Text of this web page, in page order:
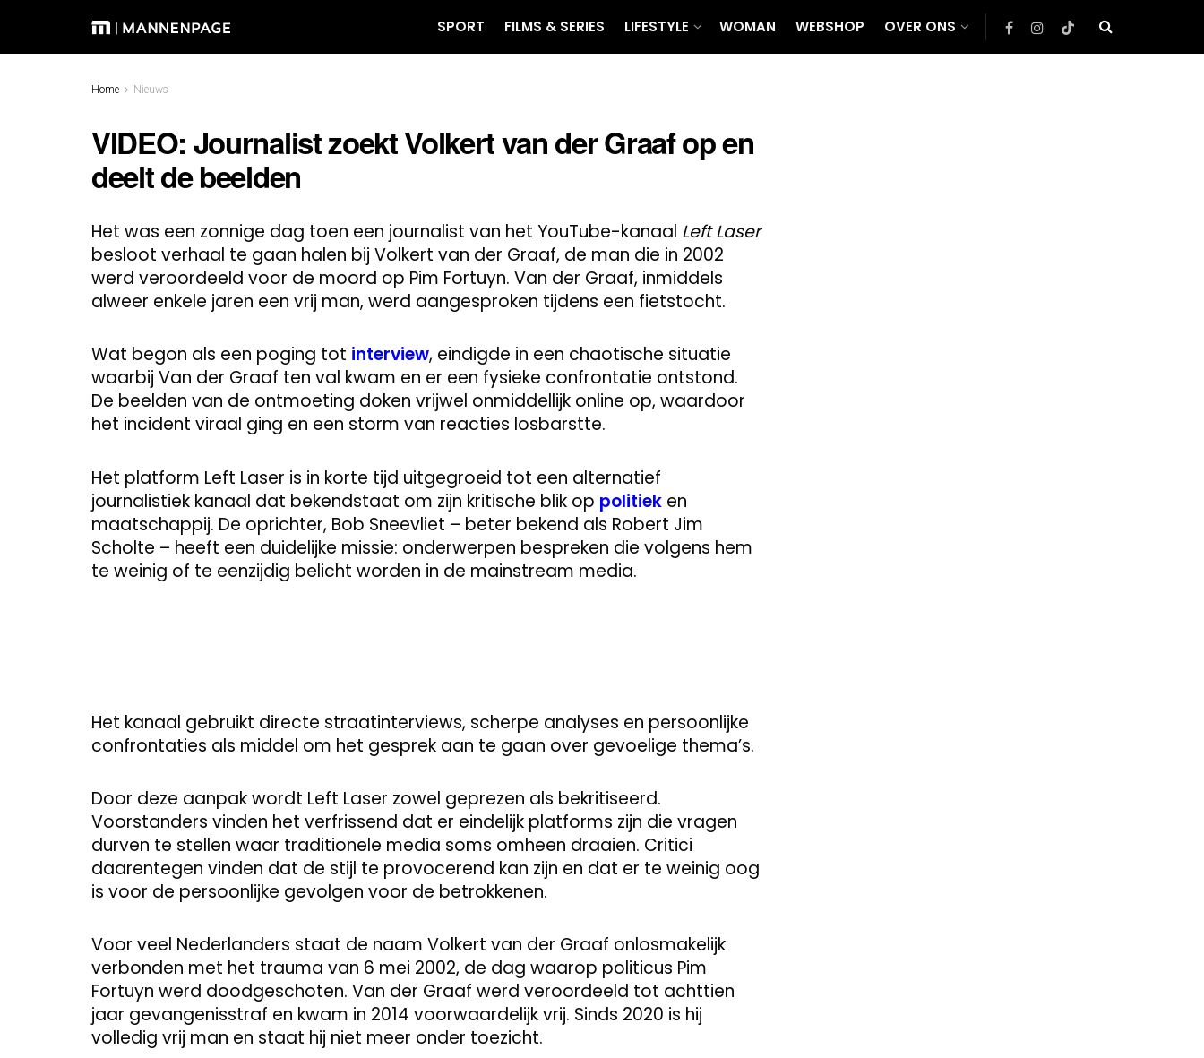
SPORT FILMS & SERIES LIFESTYLE WOMAN WEBSHOP OVER ONS
Home Nieuws
VIDEO: Journalist zoekt Volkert van der Graaf op en
deelt de beelden
Het was een zonnige dag toen een journalist van het YouTube-kanaal Left Laser
besloot verhaal te gaan halen bij Volkert van der Graaf, de man die in 2002
werd veroordeeld voor de moord op Pim Fortuyn. Van der Graaf, inmiddels
alweer enkele jaren een vrij man, werd aangesproken tijdens een fietstocht.
Wat begon als een poging tot interview, eindigde in een chaotische situatie
waarbij Van der Graaf ten val kwam en er een fysieke confrontatie ontstond.
De beelden van de ontmoeting doken vrijwel onmiddellijk online op, waardoor
het incident viraal ging en een storm van reacties losbarstte.
Het platform Left Laser is in korte tijd uitgegroeid tot een alternatief
journalistiek kanaal dat bekendstaat om zijn kritische blik op politiek en
maatschappij. De oprichter, Bob Sneevliet – beter bekend als Robert Jim
Scholte – heeft een duidelijke missie: onderwerpen bespreken die volgens hem
te weinig of te eenzijdig belicht worden in de mainstream media.
Het kanaal gebruikt directe straatinterviews, scherpe analyses en persoonlijke
confrontaties als middel om het gesprek aan te gaan over gevoelige thema’s.
Door deze aanpak wordt Left Laser zowel geprezen als bekritiseerd.
Voorstanders vinden het verfrissend dat er eindelijk platforms zijn die vragen
durven te stellen waar traditionele media soms omheen draaien. Critici
daarentegen vinden dat de stijl te provocerend kan zijn en dat er te weinig oog
is voor de persoonlijke gevolgen voor de betrokkenen.
Voor veel Nederlanders staat de naam Volkert van der Graaf onlosmakelijk
verbonden met het trauma van 6 mei 2002, de dag waarop politicus Pim
Fortuyn werd doodgeschoten. Van der Graaf werd veroordeeld tot achttien
jaar gevangenisstraf en kwam in 2014 voorwaardelijk vrij. Sinds 2020 is hij
volledig vrij man en staat hij niet meer onder toezicht.